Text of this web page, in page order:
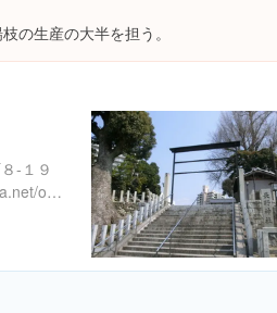
の生産の大半を担う。
-１９
http://www.jinjacho-osaka.net/osakafunai-no-jinjya/dai11sibu/kawatinagano-city/m17_04_kawatinagano_nagano.html